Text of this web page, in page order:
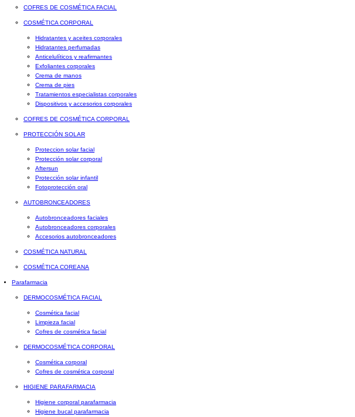
COFRES DE COSMÉTICA FACIAL
COSMÉTICA CORPORAL
Hidratantes y aceites corporales
Hidratantes perfumadas
Anticelulíticos y reafirmantes
Exfoliantes corporales
Crema de manos
Crema de pies
Tratamientos especialistas corporales
Dispositivos y accesorios corporales
COFRES DE COSMÉTICA CORPORAL
PROTECCIÓN SOLAR
Proteccion solar facial
Protección solar corporal
Aftersun
Protección solar infantil
Fotoprotección oral
AUTOBRONCEADORES
Autobronceadores faciales
Autobronceadores corporales
Accesorios autobronceadores
COSMÉTICA NATURAL
COSMÉTICA COREANA
Parafarmacia
DERMOCOSMÉTICA FACIAL
Cosmética facial
Limpieza facial
Cofres de cosmética facial
DERMOCOSMÉTICA CORPORAL
Cosmética corporal
Cofres de cosmética corporal
HIGIENE PARAFARMACIA
Higiene corporal parafarmacia
Higiene bucal parafarmacia